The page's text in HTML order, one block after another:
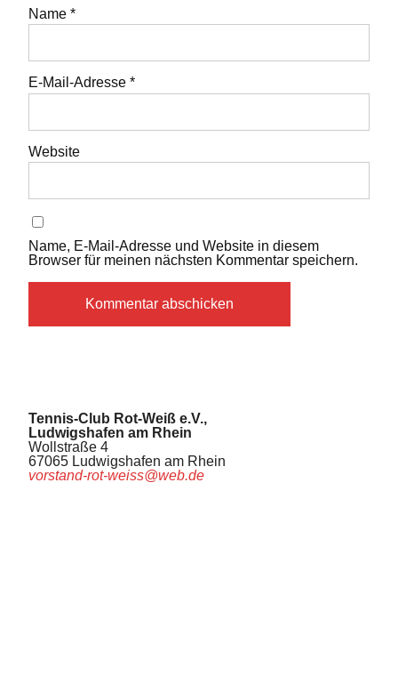
Name *
E-Mail-Adresse *
Website
Name, E-Mail-Adresse und Website in diesem
Browser für meinen nächsten Kommentar speichern.
Tennis-Club Rot-Weiß e.V.,
Ludwigshafen am Rhein
Wollstraße 4
67065 Ludwigshafen am Rhein
vorstand-rot-weiss@web.de